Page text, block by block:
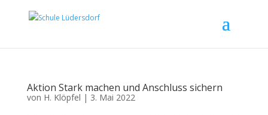
Aktion Stark machen und Anschluss sichern
von H. Klöpfel | 3. Mai 2022